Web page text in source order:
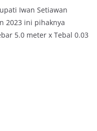
Iwan Setiawan
2023 ini pihaknya
5.0 meter x Tebal 0.03